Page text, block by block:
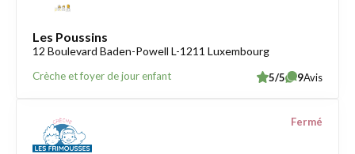
Les Poussins
12 Boulevard Baden-Powell L-1211 Luxembourg
Crèche et foyer de jour enfant 5/5 9Avis
Fermé